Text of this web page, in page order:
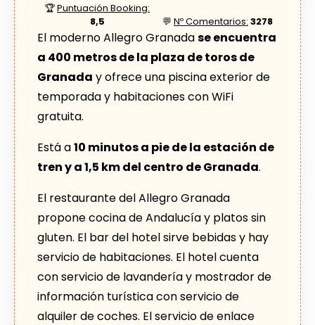
🏆Puntuación Booking:
8,5
💬 Nº Comentarios: 3278
El moderno Allegro Granadase encuentra
a 400 metros de la plaza de toros de
Granada y ofrece una piscina exterior de
temporada y habitaciones con WiFi
gratuita.
Está a10 minutos a pie de la estación de
tren y a 1,5 km del centro de Granada.
El restaurante del Allegro Granada
propone cocina de Andalucía y platos sin
gluten. El bar del hotel sirve bebidas y hay
servicio de habitaciones. El hotel cuenta
con servicio de lavandería y mostrador de
información turística con servicio de
alquiler de coches. El servicio de enlace